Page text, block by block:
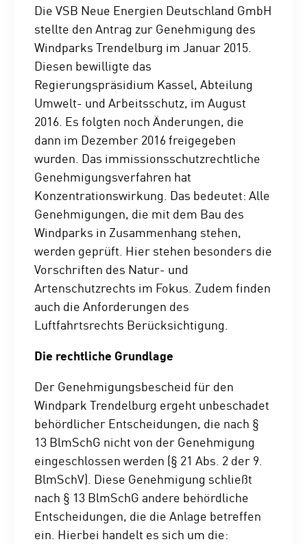
Die VSB Neue Energien Deutschland GmbH
stellte den Antrag zur Genehmigung des
Windparks Trendelburg im Januar 2015.
Diesen bewilligte das
Regierungspräsidium Kassel, Abteilung
Umwelt- und Arbeitsschutz, im August
2016. Es folgten noch Änderungen, die
dann im Dezember 2016 freigegeben
wurden. Das immissionsschutzrechtliche
Genehmigungsverfahren hat
Konzentrationswirkung. Das bedeutet: Alle
Genehmigungen, die mit dem Bau des
Windparks in Zusammenhang stehen,
werden geprüft. Hier stehen besonders die
Vorschriften des Natur- und
Artenschutzrechts im Fokus. Zudem finden
auch die Anforderungen des
Luftfahrtsrechts Berücksichtigung.
Die rechtliche Grundlage
Der Genehmigungsbescheid für den
Windpark Trendelburg ergeht unbeschadet
behördlicher Entscheidungen, die nach §
13 BlmSchG nicht von der Genehmigung
eingeschlossen werden (§ 21 Abs. 2 der 9.
BlmSchV). Diese Genehmigung schließt
nach § 13 BlmSchG andere behördliche
Entscheidungen, die die Anlage betreffen
ein. Hierbei handelt es sich um die: